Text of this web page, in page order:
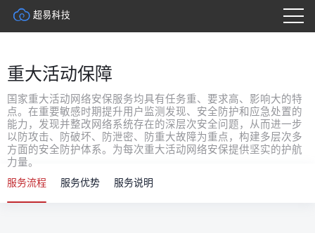
重大活动保障
国家重大活动网络安保服务均具有任务重、要求高、影响大的特
点。在重要敏感时期提升用户监测发现、安全防护和应急处置的
能力，发现并整改网络系统存在的深层次安全问题，从而进一步
以防攻击、防破坏、防泄密、防重大故障为重点，构建多层次多
方面的安全防护体系。为每次重大活动网络安保提供坚实的护航
力量。
服务流程 服务优势 服务说明